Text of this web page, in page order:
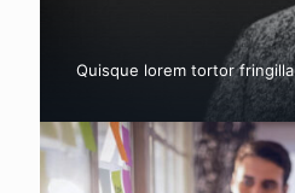
Quisque lorem tortor fringilla